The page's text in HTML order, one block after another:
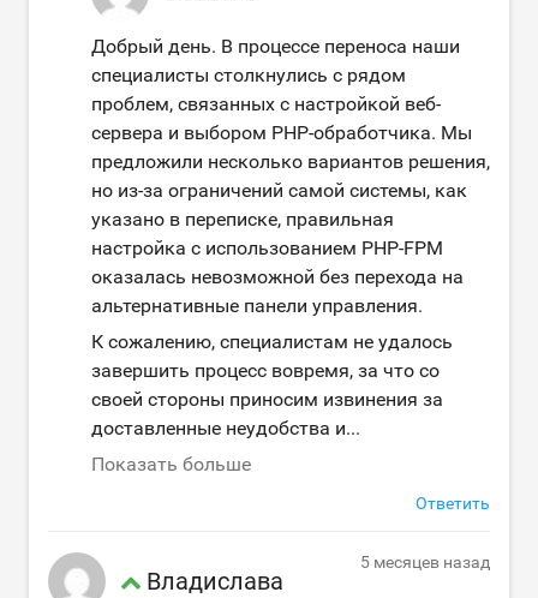
Добрый день. В процессе переноса наши
специалисты столкнулись с рядом
проблем, связанных с настройкой веб-
сервера и выбором PHP-обработчика. Мы
предложили несколько вариантов решения,
но из-за ограничений самой системы, как
указано в переписке, правильная
настройка с использованием PHP-FPM
оказалась невозможной без перехода на
альтернативные панели управления.
К сожалению, специалистам не удалось
завершить процесс вовремя, за что со
своей стороны приносим извинения за
доставленные неудобства и...
Показать больше
Ответить
Владислава
5 месяцев назад